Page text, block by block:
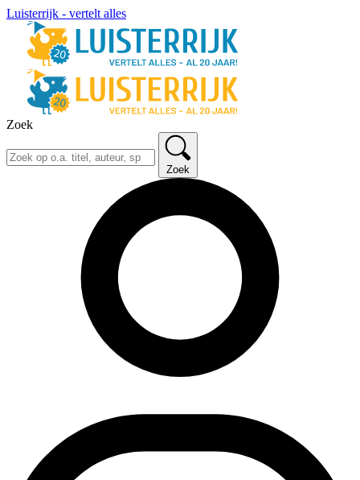
Luisterrijk - vertelt alles
Zoek
Zoek